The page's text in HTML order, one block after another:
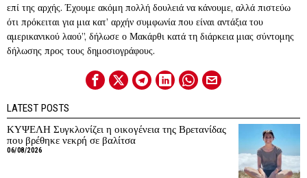
επί της αρχής. Έχουμε ακόμη πολλή δουλειά να κάνουμε, αλλά πιστεύω
ότι πρόκειται για μια κατ’ αρχήν συμφωνία που είναι αντάξια του
αμερικανικού λαού”, δήλωσε ο Μακάρθι κατά τη διάρκεια μιας σύντομης
δήλωσης προς τους δημοσιογράφους.
LATEST POSTS
ΚΥΨΕΛΗ Συγκλονίζει η οικογένεια της Βρετανίδας
που βρέθηκε νεκρή σε βαλίτσα
06/08/2026